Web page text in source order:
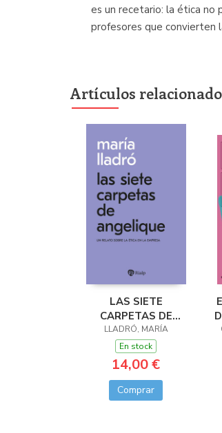
es un recetario: la ética no
profesores que convierten
Artículos
LAS SIETE
CARPETAS DE
ANGELIQUE
LLADRÓ, MARÍA
En stock
14,00 €
Comprar